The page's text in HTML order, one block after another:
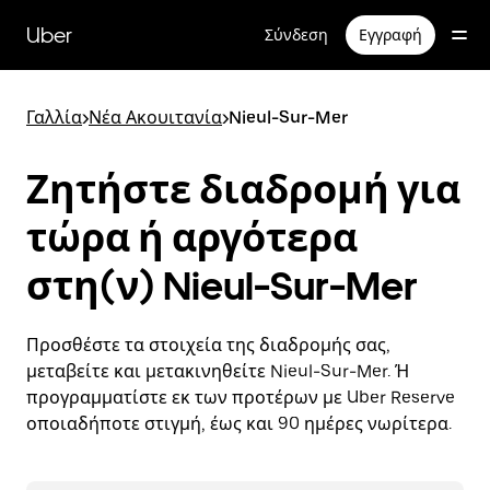
κύριο
περιεχόμενο
Uber Σύνδεση Εγγραφή
Γαλλία>Νέα Ακουιτανία>Nieul-Sur-Mer
Ζητήστε διαδρομή για
τώρα ή αργότερα
στη(ν) Nieul-Sur-Mer
Προσθέστε τα στοιχεία της διαδρομής σας,
μεταβείτε και μετακινηθείτε Nieul-Sur-Mer. Ή
προγραμματίστε εκ των προτέρων με Uber Reserve
οποιαδήποτε στιγμή, έως και 90 ημέρες νωρίτερα.